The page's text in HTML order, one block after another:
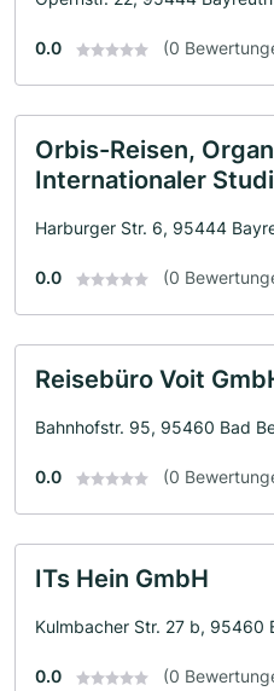
0.0 (0
Orbis-Reisen,
Internationaler
Harburger Str. 6, 95444
0.0 (0
Reisebüro Voit
Bahnhofstr. 95, 95460 Bad
0.0 (0
ITs Hein GmbH
Kulmbacher Str. 27 b, 95460
0.0 (0